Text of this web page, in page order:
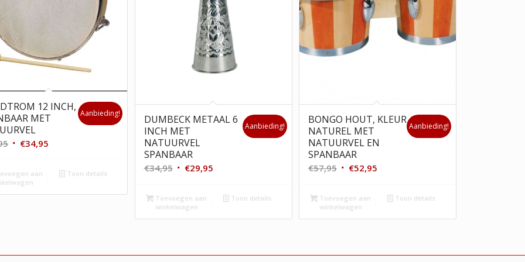
12 INCH,
MET
Oorspronkelijke
was:
€39,95.
€34,95
Aanbieding!
aan
Toon details
DUMBECK METAAL 6
INCH MET
NATUURVEL
SPANBAAR
€34,95 Oorspronkelijke
was:
€34,95.
€29,95Huidige
Aanbieding!
Toevoegen aan
winkelwagen
Toon details
BONGO HOUT, KLEUR
NATUREL MET
NATUURVEL EN
SPANBAAR
€57,95 Oorspronkelijke
was:
€57,95.
€52,95Huidige
Aanbieding!
Toevoegen aan
winkelwagen
Toon details